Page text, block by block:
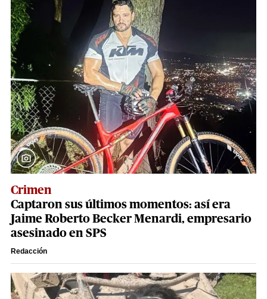
Crimen
Captaron sus últimos momentos: así era
Jaime Roberto Becker Menardi​​​, empresario
asesinado en SPS
Redacción